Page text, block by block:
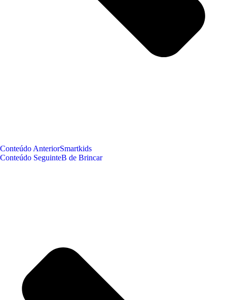
Conteúdo AnteriorSmartkids
Conteúdo SeguinteB de Brincar